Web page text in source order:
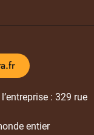
: 329 rue
entier